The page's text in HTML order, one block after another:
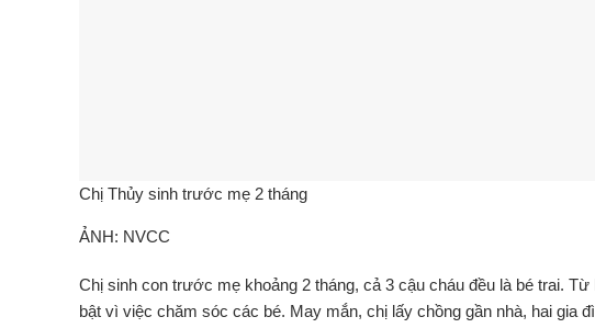
Chị Thủy sinh trước mẹ 2 tháng
ẢNH: NVCC
Chị sinh con trước mẹ khoảng 2 tháng, cả 3 cậu cháu đều là bé trai.
bật vì việc chăm sóc các bé. May mắn, chị lấy chồng gần nhà, hai gia